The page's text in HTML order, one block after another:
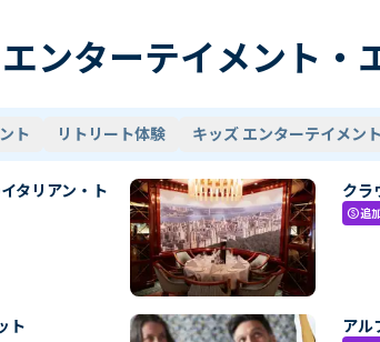
ンターテイメント・
ト リトリート体験 キッズ エンターテイメント
タリアン・ト
クラ
paid追
ト アル